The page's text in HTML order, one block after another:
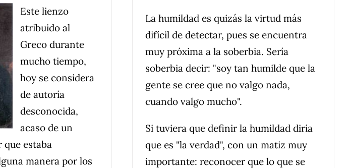
La humildad es quizás la virtud más
difícil de detectar, pues se encuentra
muy próxima a la soberbia. Sería
soberbia decir: "soy tan humilde que la
gente se cree que no valgo nada,
cuando valgo mucho".
Si tuviera que definir la humildad diría
que es "la verdad", con un matiz muy
importante: reconocer que lo que se
Este lienzo
atribuido al
Greco durante
mucho tiempo,
hoy se considera
de autoría
desconocida,
acaso de un
estaba
manera por los